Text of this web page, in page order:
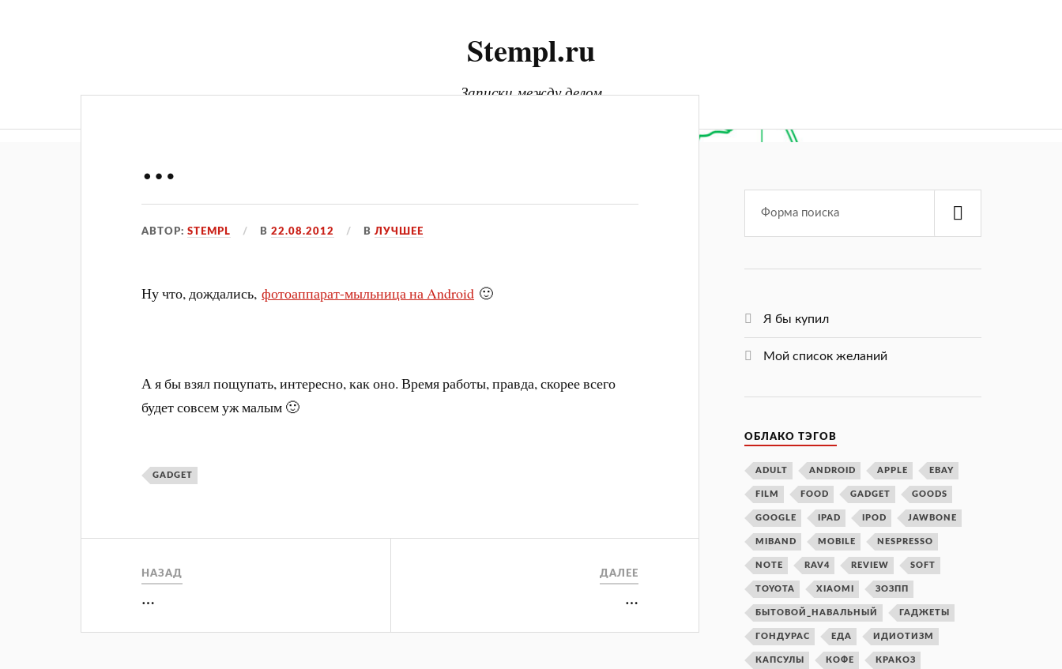
Stempl.ru
Записки между делом
…
АВТОР:STEMPL В22.08.2012 ВЛУЧШЕЕ
Ну что, дождались,фотоаппарат-мыльница на Android 🙂
А я бы взял пощупать, интересно, как оно. Время работы, правда, скорее всего
будет совсем уж малым 🙂
GADGET
НАЗАД
…
ДАЛЕЕ
…
Я бы купил
Мой список желаний
ОБЛАКО ТЭГОВ
ADULT ANDROID APPLE EBAY
FILM FOOD GADGET GOODS
GOOGLE IPAD IPOD JAWBONE
MIBAND MOBILE NESPRESSO
NOTE RAV4 REVIEW SOFT
TOYOTA XIAOMI ЗОЗПП
БЫТОВОЙ_НАВАЛЬНЫЙ ГАДЖЕТЫ
ГОНДУРАС ЕДА ИДИОТИЗМ
КАПСУЛЫ КОФЕ КРАКОЗ